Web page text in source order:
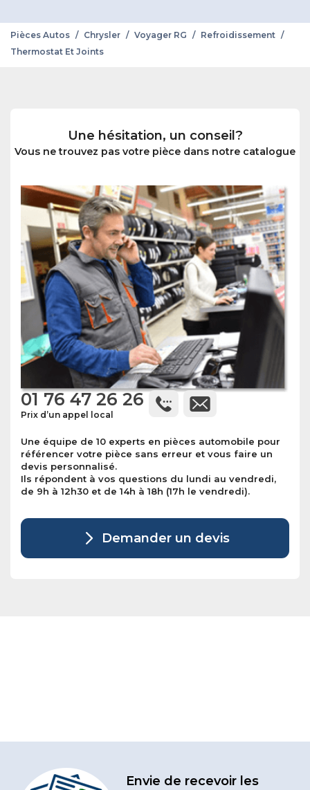
Pièces Autos / Chrysler / Voyager RG / Refroidissement /
Thermostat Et Joints
Une hésitation, un conseil?
Vous ne trouvez pas votre pièce dans notre catalogue
01 76 47 26 26
Prix d’un appel local
Une équipe de 10 experts en pièces automobile pour
référencer votre pièce sans erreur et vous faire un
devis personnalisé.
Ils répondent à vos questions du lundi au vendredi,
de 9h à 12h30 et de 14h à 18h (17h le vendredi).
Demander un devis
Envie de recevoir les